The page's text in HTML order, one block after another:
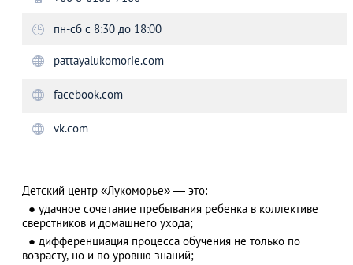
пн-сб с 8:30 до 18:00
pattayalukomorie.com
facebook.com
vk.com
Детский центр «Лукоморье» — это:
● удачное сочетание пребывания ребенка в коллективе
сверстников и домашнего ухода;
● дифференциация процесса обучения не только по
возрасту, но и по уровню знаний;